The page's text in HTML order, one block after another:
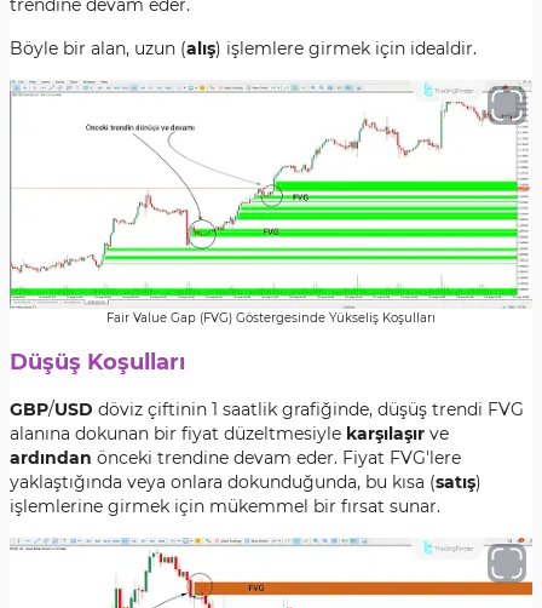
trendine devam eder.
Böyle bir alan, uzun (alış) işlemlere girmek için idealdir.
Fair Value Gap (FVG) Göstergesinde Yükseliş Koşulları
Düşüş Koşulları
GBP/USD döviz çiftinin 1 saatlik grafiğinde, düşüş trendi FVG
alanına dokunan bir fiyat düzeltmesiyle karşılaşır ve
ardından önceki trendine devam eder. Fiyat FVG'lere
yaklaştığında veya onlara dokunduğunda, bu kısa (satış)
işlemlerine girmek için mükemmel bir fırsat sunar.